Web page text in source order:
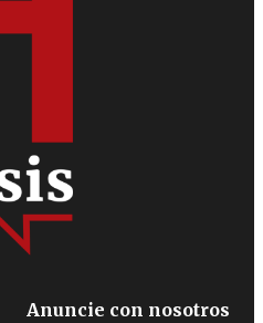
Anuncie con nosotros